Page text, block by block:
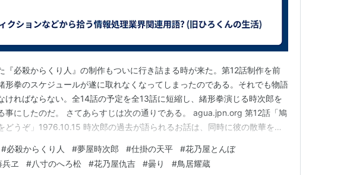
『必殺からくり人』の制作もついに行き詰まる時が来た。第12話制作を前
形拳のスケジュールが遂に取れなくなってしまったのである。それでも物語
ければならない。全14話の予定を全13話に短縮し、緒形拳演じる時次郎を
事にしたのだ。 さてあらすじは次の通りである。 agua.jpn.org 第12話「鳩
どうぞ」1976.10.15 時次郎の過去が語られるお話は、同時に彼の散華を描
閣を狙うスナイパーとなる。仲間と訣別し暗殺の時を待ち塔に籠る時次郎、
くまでが尺をと…
#必殺からくり人 #夢屋時次郎 #仕掛の天平 #花乃屋とんぼ
兵ヱ #八寸のへろ松 #花乃屋仇吉 #曇り #鳥居耀蔵